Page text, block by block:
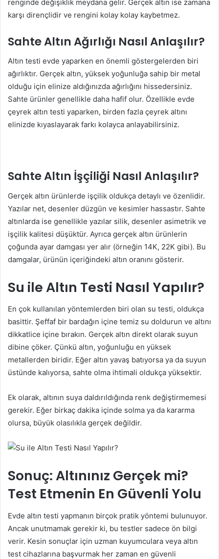
renginde değişiklik meydana gelir. Gerçek altın ise zamana
karşı dirençlidir ve rengini kolay kolay kaybetmez.
Sahte Altın Ağırlığı Nasıl Anlaşılır?
Altın testi evde yaparken en önemli göstergelerden biri
ağırlıktır. Gerçek altın, yüksek yoğunluğa sahip bir metal
olduğu için elinize aldığınızda ağırlığını hissedersiniz.
Sahte ürünler genellikle daha hafif olur. Özellikle evde
çeyrek altın testi yaparken, birden fazla çeyrek altını
elinizde kıyaslayarak farkı kolayca anlayabilirsiniz.
Sahte Altın İşçiliği Nasıl Anlaşılır?
Gerçek altın ürünlerde işçilik oldukça detaylı ve özenlidir.
Yazılar net, desenler düzgün ve kesimler hassastır. Sahte
altınlarda ise genellikle yazılar silik, desenler asimetrik ve
işçilik kalitesi düşüktür. Ayrıca gerçek altın ürünlerin
çoğunda ayar damgası yer alır (örneğin 14K, 22K gibi). Bu
damgalar, ürünün içeriğindeki altın oranını gösterir.
Su ile Altın Testi Nasıl Yapılır?
En çok kullanılan yöntemlerden biri olan su testi, oldukça
basittir. Şeffaf bir bardağın içine temiz su doldurun ve altını
dikkatlice içine bırakın. Gerçek altın direkt olarak suyun
dibine çöker. Çünkü altın, yoğunluğu en yüksek
metallerden biridir. Eğer altın yavaş batıyorsa ya da suyun
üstünde kalıyorsa, sahte olma ihtimali oldukça yüksektir.
Ek olarak, altının suya daldırıldığında renk değiştirmemesi
gerekir. Eğer birkaç dakika içinde solma ya da kararma
olursa, büyük olasılıkla gerçek değildir.
Sonuç: Altınınız Gerçek mi?
Test Etmenin En Güvenli Yolu
Evde altın testi yapmanın birçok pratik yöntemi bulunuyor.
Ancak unutmamak gerekir ki, bu testler sadece ön bilgi
verir. Kesin sonuçlar için uzman kuyumculara veya altın
test cihazlarına başvurmak her zaman en güvenli